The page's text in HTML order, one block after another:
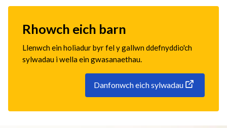
Rhowch eich barn
Llenwch ein holiadur byr fel y gallwn ddefnyddio'ch
sylwadau i wella ein gwasanaethau.
Danfonwch eich sylwadau